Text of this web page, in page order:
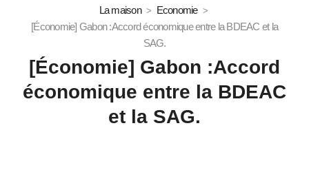
La maison
Economie
[Économie] Gabon :Accord économique entre la BDEAC et la
SAG.
[Économie] Gabon :Accord
économique entre la BDEAC
et la SAG.